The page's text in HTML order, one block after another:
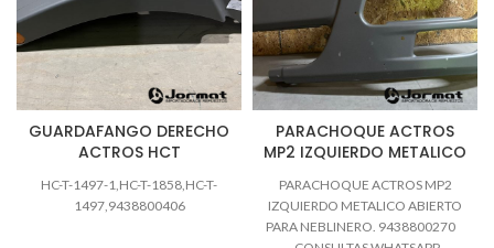
GUARDAFANGO DERECHO
ACTROS HCT
HC-T-1497-1,HC-T-1858,HC-T-
1497,9438800406
PARACHOQUE ACTROS
MP2 IZQUIERDO METALICO
PARACHOQUE ACTROS MP2
IZQUIERDO METALICO ABIERTO
PARA NEBLINERO. 9438800270